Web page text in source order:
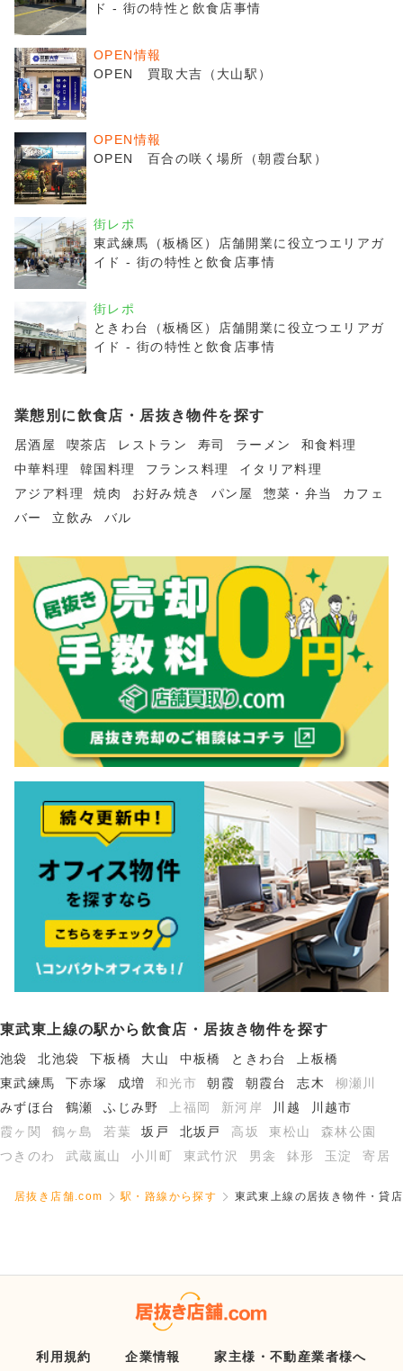
ド - 街の特性と飲食店事情
OPEN情報
OPEN 買取大吉（大山駅）
OPEN情報
OPEN 百合の咲く場所（朝霞台駅）
街レポ
東武練馬（板橋区）店舗開業に役立つエリアガ
イド - 街の特性と飲食店事情
街レポ
ときわ台（板橋区）店舗開業に役立つエリアガ
イド - 街の特性と飲食店事情
業態別に飲食店・居抜き物件を探す
居酒屋 喫茶店 レストラン 寿司 ラーメン
和食料理
中華料理
韓国料理 フランス料理
イタリア料理
アジア料理
焼肉 お好み焼き パン屋 惣菜・弁当
カフェ
バー
立飲み バル
東武東上線の駅から飲食店・居抜き物件を探す
池袋 北池袋 下板橋 大山 中板橋 ときわ台
上板橋
東武練馬
下赤塚 成増 和光市 朝霞 朝霞台 志木
柳瀬川
みずほ台
鶴瀬 ふじみ野 上福岡 新河岸 川越
川越市
霞ヶ関
鶴ヶ島 若葉 坂戸 北坂戸 高坂 東松山
森林公園
つきのわ
武蔵嵐山 小川町 東武竹沢 男衾 鉢形 玉淀 寄居
居抜き店舗.com 駅・路線から探す 東武東上線の居抜き物件・貸
利用規約 企業情報 家主様・不動産業者様へ